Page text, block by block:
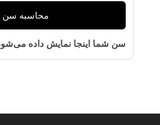
محاسبه سن
سن شما اینجا نمایش داده